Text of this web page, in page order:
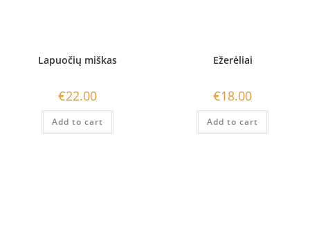
Lapuočių miškas
€22.00
Add to cart
Ežerėliai
€18.00
Add to cart